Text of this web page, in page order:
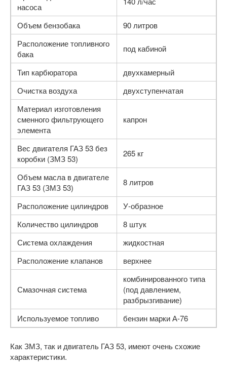
насоса
Объем бензобака
90 литров
Расположение топливного
бака
под кабиной
Тип карбюратора
двухкамерный
Очистка воздуха
двухступенчатая
Материал изготовления
сменного фильтрующего
элемента
капрон
Вес двигателя ГАЗ 53 без
коробки (ЗМЗ 53)
265 кг
Объем масла в двигателе
ГАЗ 53 (ЗМЗ 53)
8 литров
Расположение цилиндров
У-образное
Количество цилиндров
8 штук
Система охлаждения
жидкостная
Расположение клапанов
верхнее
Смазочная система
комбинированного типа
(под давлением,
разбрызгивание)
Используемое топливо
бензин марки А-76
Как ЗМЗ, так и двигатель ГАЗ 53, имеют очень схожие
характеристики.